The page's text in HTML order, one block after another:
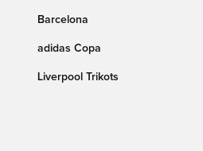
Barcelona
adidas Copa
Liverpool Trikots